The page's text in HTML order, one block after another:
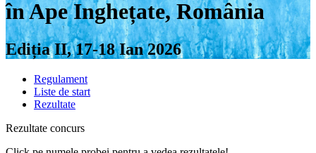
în Ape Inghețate, România
Ediția II, 17-18 Ian 2026
Regulament
Liste de start
Rezultate
Rezultate concurs